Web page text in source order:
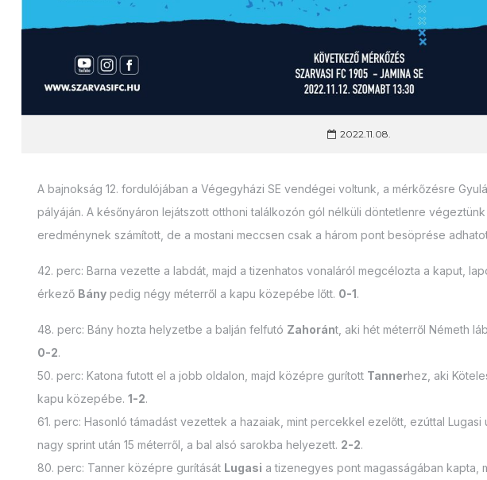
2022.11.08.
A bajnokság 12. fordulójában a Végegyházi SE vendégei voltunk, a mérkőzésre
pályáján. A későnyáron lejátszott otthoni találkozón gól nélküli döntetlenre
eredménynek számított, de a mostani meccsen csak a három pont besöprése
42. perc: Barna vezette a labdát, majd a tizenhatos vonaláról megcélozta a kaput,
érkező Bány pedig négy méterről a kapu közepébe lőtt. 0-1.
48. perc: Bány hozta helyzetbe a balján felfutó Zahoránt, aki hét méterről Németh
0-2.
50. perc: Katona futott el a jobb oldalon, majd középre gurított Tannerhez, aki
kapu közepébe. 1-2.
61. perc: Hasonló támadást vezettek a hazaiak, mint percekkel ezelőtt, ezúttal Lugasi
nagy sprint után 15 méterről, a bal alsó sarokba helyezett. 2-2.
80. perc: Tanner középre gurítását Lugasi a tizenegyes pont magasságában kapta,